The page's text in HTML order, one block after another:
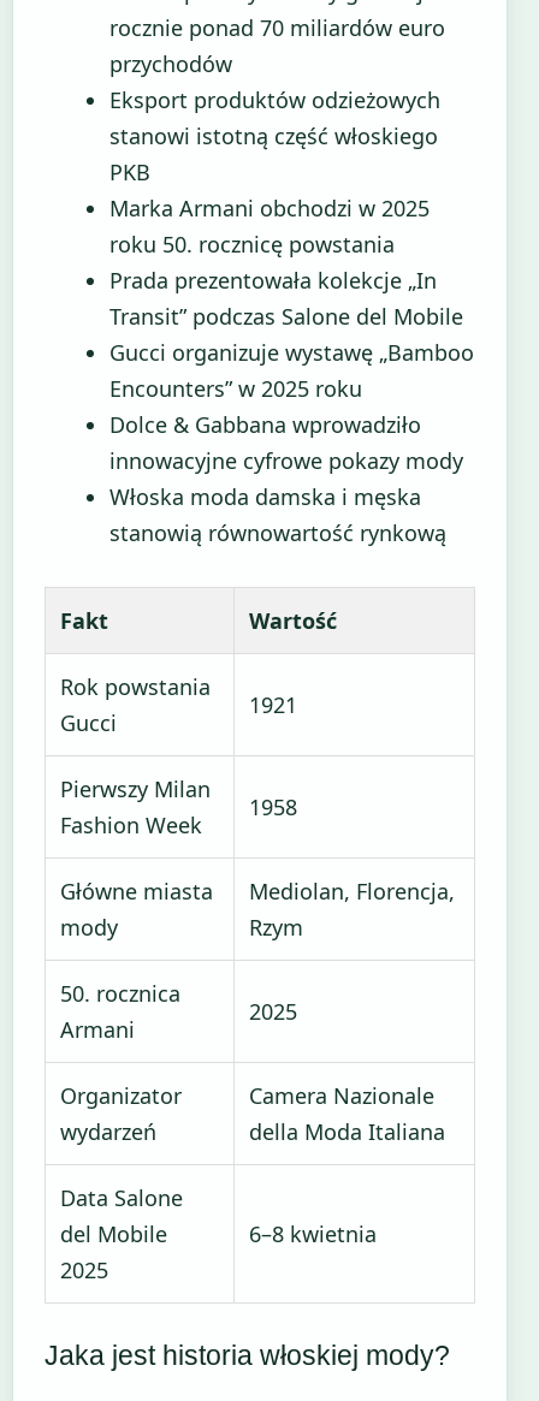
rocznie ponad 70 miliardów euro
przychodów
Eksport produktów odzieżowych
stanowi istotną część włoskiego
PKB
Marka Armani obchodzi w 2025
roku 50. rocznicę powstania
Prada prezentowała kolekcje „In
Transit” podczas Salone del Mobile
Gucci organizuje wystawę „Bamboo
Encounters” w 2025 roku
Dolce & Gabbana wprowadziło
innowacyjne cyfrowe pokazy mody
Włoska moda damska i męska
stanowią równowartość rynkową
Fakt Wartość
Rok powstania
Gucci
1921
Pierwszy Milan
Fashion Week
1958
Główne miasta
mody
Mediolan, Florencja,
Rzym
50. rocznica
Armani
2025
Organizator
wydarzeń
Camera Nazionale
della Moda Italiana
Data Salone
del Mobile
2025
6–8 kwietnia
Jaka jest historia włoskiej mody?